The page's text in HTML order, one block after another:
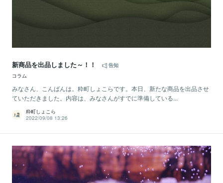
新商品を出品しました～！！
告知
コラム
みなさん、こんばんは。粋町しょこらです。本日、新たな商品を出品させ
ていただきました。内容は、みなさんがすでに準備している...
粋町しょこら
2022/09/08 13:26